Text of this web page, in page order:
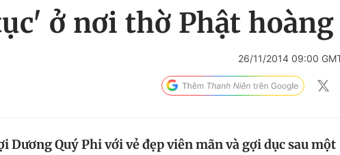
ở nơi thờ Phật
26/11/2014 09:00
Dương Quý Phi với vẻ đẹp viên mãn và gợi dục sau một